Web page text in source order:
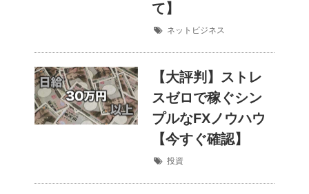
て】
ネットビジネス
【大評判】ストレ
スゼロで稼ぐシン
プルなFXノウハウ
【今すぐ確認】
投資